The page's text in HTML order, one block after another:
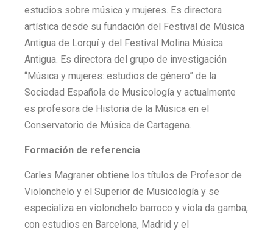
estudios sobre música y mujeres. Es directora
artística desde su fundación del Festival de Música
Antigua de Lorquí y del Festival Molina Música
Antigua. Es directora del grupo de investigación
“Música y mujeres: estudios de género” de la
Sociedad Española de Musicología y actualmente
es profesora de Historia de la Música en el
Conservatorio de Música de Cartagena.
Formación de referencia
Carles Magraner obtiene los títulos de Profesor de
Violonchelo y el Superior de Musicología y se
especializa en violonchelo barroco y viola da gamba,
con estudios en Barcelona, Madrid y el